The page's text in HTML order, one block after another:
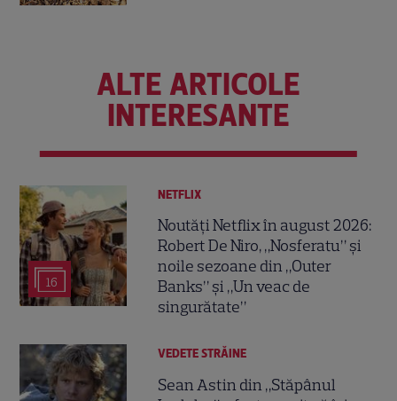
ALTE ARTICOLE
INTERESANTE
16
NETFLIX
Noutăți Netflix în august 2026:
Robert De Niro, „Nosferatu” și
noile sezoane din „Outer
Banks” și „Un veac de
singurătate”
VEDETE STRĂINE
Sean Astin din „Stăpânul